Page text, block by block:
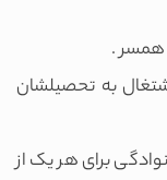
همسر .
به تحصیلشان
برای هر یک از